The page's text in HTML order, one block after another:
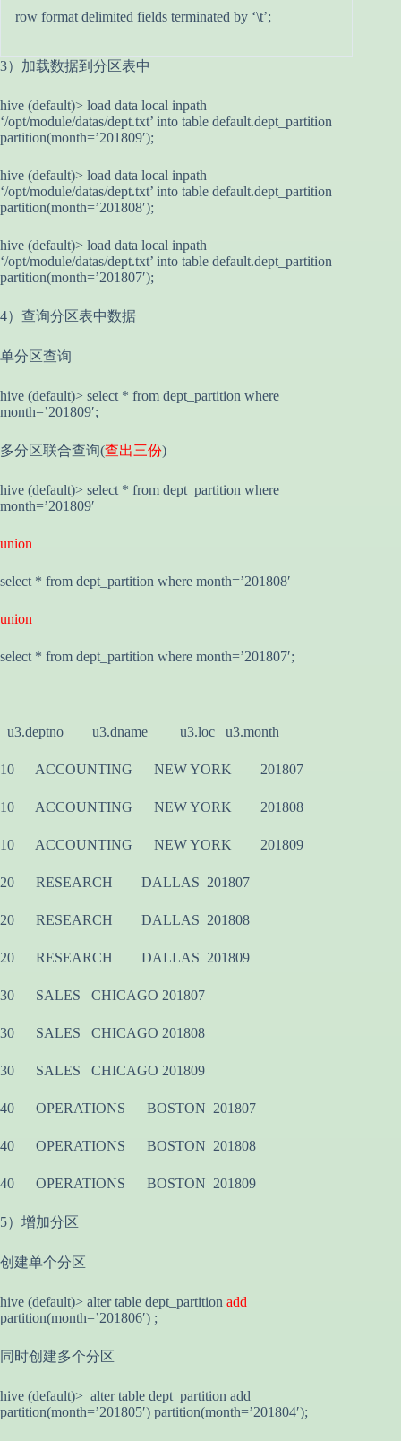
row format delimited fields terminated by ‘\t’;
3）加载数据到分区表中
hive (default)> load data local inpath
‘/opt/module/datas/dept.txt’ into table default.dept_partition
partition(month=’201809′);
hive (default)> load data local inpath
‘/opt/module/datas/dept.txt’ into table default.dept_partition
partition(month=’201808′);
hive (default)> load data local inpath
‘/opt/module/datas/dept.txt’ into table default.dept_partition
partition(month=’201807′);
4）查询分区表中数据
单分区查询
hive (default)> select * from dept_partition where
month=’201809′;
多分区联合查询(查出三份)
hive (default)> select * from dept_partition where
month=’201809′
union
select * from dept_partition where month=’201808′
union
select * from dept_partition where month=’201807′;
_u3.deptno _u3.dname _u3.loc _u3.month
10 ACCOUNTING NEW YORK 201807
10 ACCOUNTING NEW YORK 201808
10 ACCOUNTING NEW YORK 201809
20 RESEARCH DALLAS 201807
20 RESEARCH DALLAS 201808
20 RESEARCH DALLAS 201809
30 SALES CHICAGO 201807
30 SALES CHICAGO 201808
30 SALES CHICAGO 201809
40 OPERATIONS BOSTON 201807
40 OPERATIONS BOSTON 201808
40 OPERATIONS BOSTON 201809
5）增加分区
创建单个分区
hive (default)> alter table dept_partition add
partition(month=’201806′) ;
同时创建多个分区
hive (default)> alter table dept_partition add
partition(month=’201805′) partition(month=’201804′);